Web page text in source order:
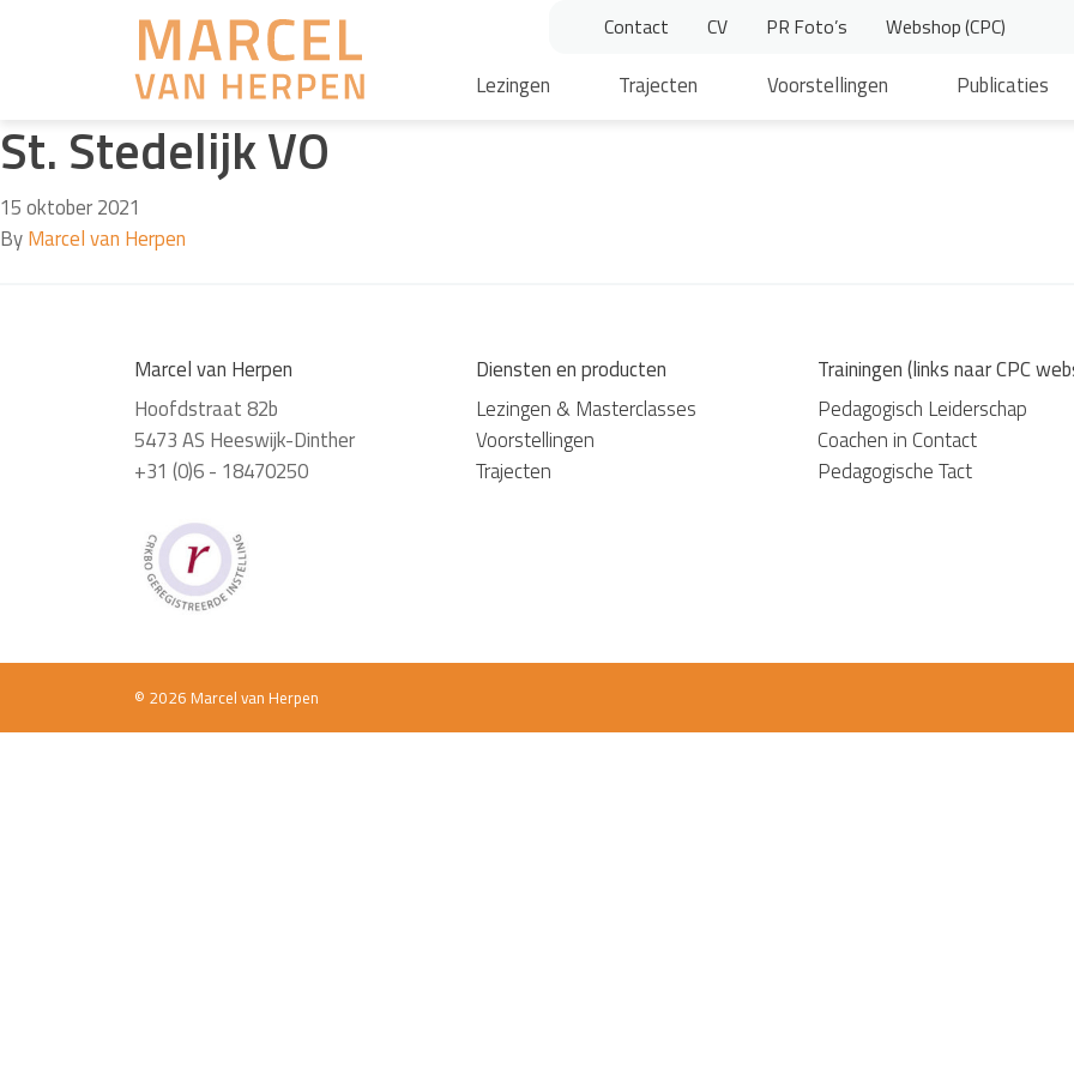
Contact CV PR Foto’s Webshop (CPC)
Lezingen Trajecten Voorstellingen Publicaties
St. Stedelijk VO
15 oktober 2021
ByMarcel van Herpen
Marcel van Herpen
Hoofdstraat 82b
5473 AS Heeswijk-Dinther
+31 (0)6 - 18470250
Diensten en producten
Lezingen & Masterclasses
Voorstellingen
Trajecten
Trainingen (links naar CPC
Pedagogisch Leiderschap
Coachen in Contact
Pedagogische Tact
© 2026 Marcel van Herpen